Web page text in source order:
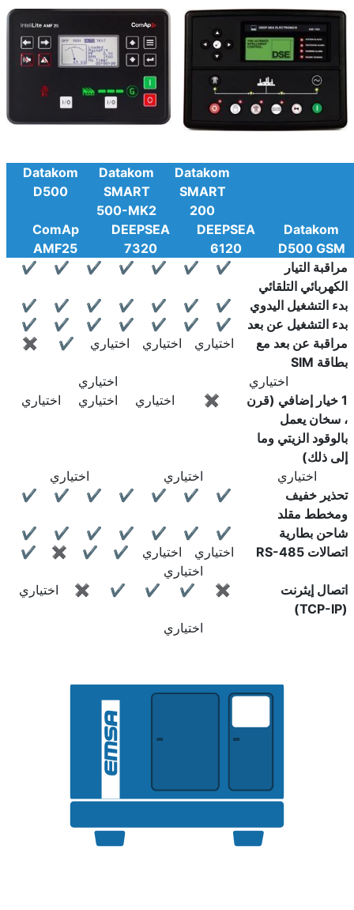
Datakom
SMART
200
Datakom
SMART
500-MK2
Datakom
D500
Datakom
D500 GSM
DEEPSEA
6120
DEEPSEA
7320
ComAp
AMF25
مراقبة التيار
الكهربائي التلقائي
✔
✔
✔
✔
✔
✔
✔
بدء التشغيل اليدوي ✔
✔
✔
✔
✔
✔
✔
بدء التشغيل عن بعد
✔
✔
✔
✔
✔
✔
✔
مراقبة عن بعد مع
بطاقة SIM
اختياري اختياري اختياري ✔
✖
اختياري
اختياري
1 خيار إضافي (قرن
، سخان يعمل
بالوقود الزيتي وما
إلى ذلك)
✖ اختياري اختياري اختياري
اختياري اختياري
اختياري
تحذير خفيف
ومخطط مقلد
✔
✔
✔
✔
✔
✔
✔
شاحن بطارية ✔
✔
✔
✔
✔
✔
✔
اتصالات RS-485
اختياري اختياري ✔
✔
✖
✔
اختياري
اتصال إيثرنت
(TCP-IP)
✖
✔
✔
✔
✖ اختياري
اختياري